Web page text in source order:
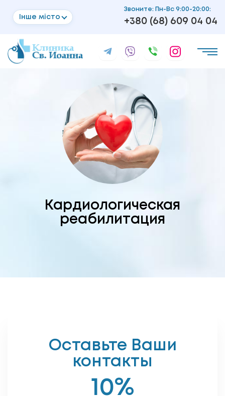
Інше місто
Звоните: Пн-Вс 9:00-20:00:
+380 (68) 609 04 04
Кардиологическая
реабилитация
Оставьте Ваши
контакты
10%